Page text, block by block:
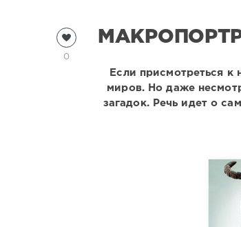
0
Если присмотреться
миров. Но даже
загадок. Речь идет о